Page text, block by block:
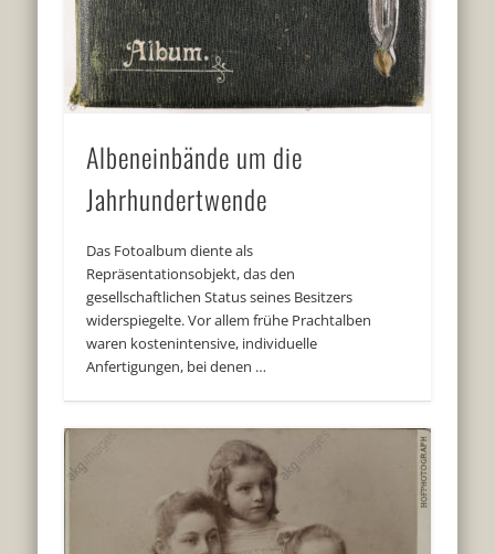
Albeneinbände um die
Jahrhundertwende
Das Fotoalbum diente als
Repräsentationsobjekt, das den
gesellschaftlichen Status seines Besitzers
widerspiegelte. Vor allem frühe Prachtalben
waren kostenintensive, individuelle
Anfertigungen, bei denen …